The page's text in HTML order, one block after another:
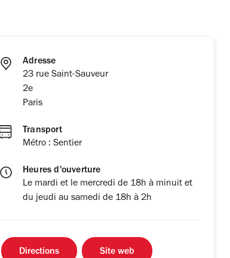
Adresse
23 rue Saint-Sauveur
2e
Paris
Transport
Métro : Sentier
Heures d'ouverture
Le mardi et le mercredi de 18h à minuit et
du jeudi au samedi de 18h à 2h
Directions Site web